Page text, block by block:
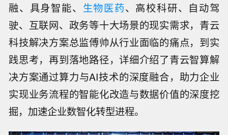
融、具身智能、 生物医药、高校科研、自动驾
驶、互联网、政务等十大场景的现实需求，青云
科技解决方案总监傅帅从行业面临的痛点，到实
践思考，再到落地路径，详细介绍了青云智算解
决方案通过算力与AI技术的深度融合，助力企业
实现业务流程的智能化改造与数据价值的深度挖
掘，加速企业数智化转型进程。